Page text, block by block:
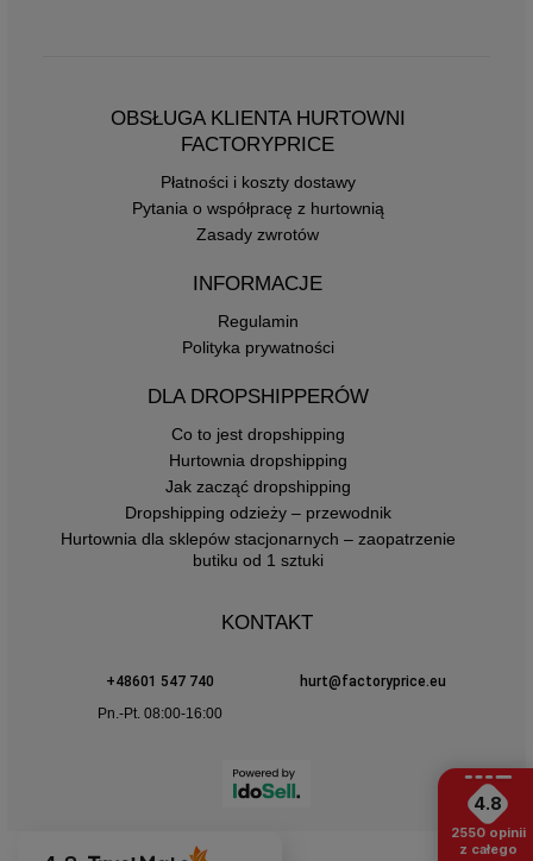
OBSŁUGA KLIENTA HURTOWNI
FACTORYPRICE
Płatności i koszty dostawy
Pytania o współpracę z hurtownią
Zasady zwrotów
INFORMACJE
Regulamin
Polityka prywatności
DLA DROPSHIPPERÓW
Co to jest dropshipping
Hurtownia dropshipping
Jak zacząć dropshipping
Dropshipping odzieży – przewodnik
Hurtownia dla sklepów stacjonarnych – zaopatrzenie
butiku od 1 sztuki
KONTAKT
+48601 547 740
hurt@factoryprice.eu
Pn.-Pt. 08:00-16:00
4.8
2550 opinii
z całego